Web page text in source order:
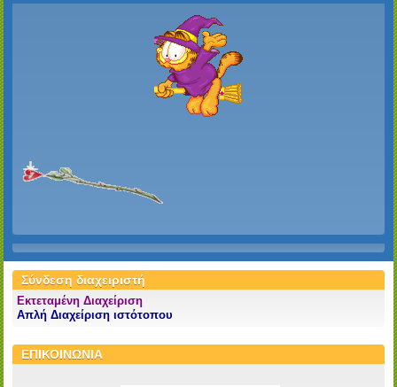
Σύνδεση διαχειριστή
Εκτεταμένη Διαχείριση
Απλή Διαχείριση ιστότοπου
ΕΠΙΚΟΙΝΩΝΙΑ